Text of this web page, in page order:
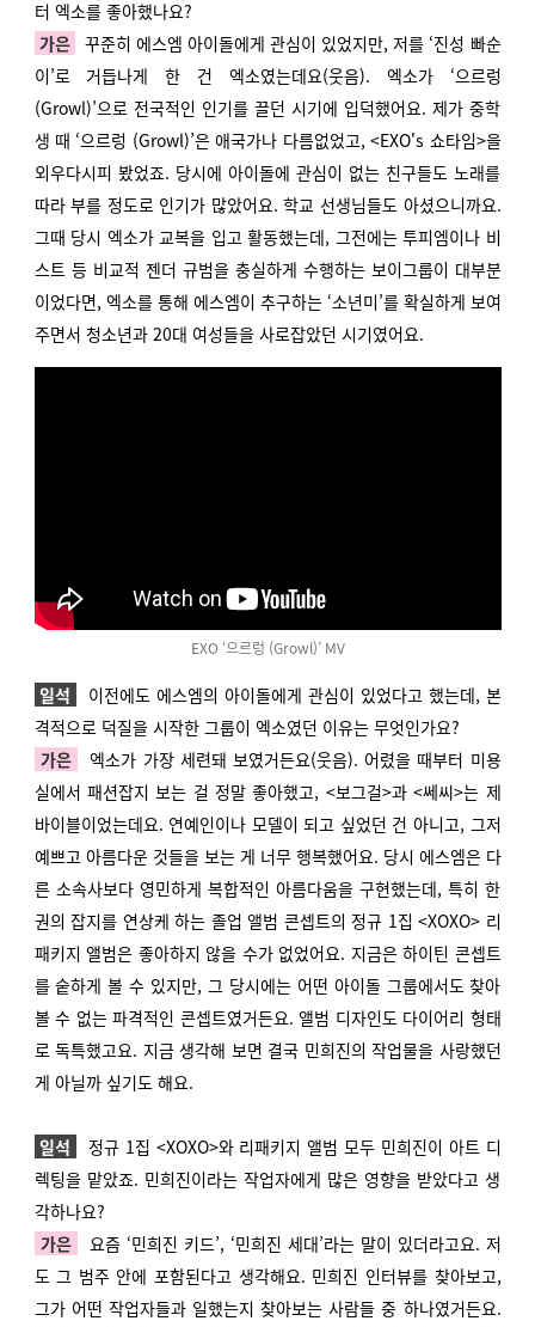
터 엑소를 좋아했나요?
가은 꾸준히 에스엠 아이돌에게 관심이 있었지만, 저를 ‘진성 빠순
이’로 거듭나게 한 건 엑소였는데요(웃음). 엑소가 ‘으르렁
(Growl)’으로 전국적인 인기를 끌던 시기에 입덕했어요. 제가 중학
생 때 ‘으르렁 (Growl)’은 애국가나 다름없었고, <EXO's 쇼타임>을
외우다시피 봤었죠. 당시에 아이돌에 관심이 없는 친구들도 노래를
따라 부를 정도로 인기가 많았어요. 학교 선생님들도 아셨으니까요.
그때 당시 엑소가 교복을 입고 활동했는데, 그전에는 투피엠이나 비
스트 등 비교적 젠더 규범을 충실하게 수행하는 보이그룹이 대부분
이었다면, 엑소를 통해 에스엠이 추구하는 ‘소년미’를 확실하게 보여
주면서 청소년과 20대 여성들을 사로잡았던 시기였어요.
EXO ‘으르렁 (Growl)’ MV
일석
이전에도 에스엠의 아이돌에게 관심이 있었다고 했는데, 본
격적으로 덕질을 시작한 그룹이 엑소였던 이유는 무엇인가요?
가은
엑소가 가장 세련돼 보였거든요(웃음). 어렸을 때부터 미용
실에서 패션잡지 보는 걸 정말 좋아했고, <보그걸>과 <쎄씨>는 제
바이블이었는데요. 연예인이나 모델이 되고 싶었던 건 아니고, 그저
예쁘고 아름다운 것들을 보는 게 너무 행복했어요. 당시 에스엠은 다
른 소속사보다 영민하게 복합적인 아름다움을 구현했는데, 특히 한
권의 잡지를 연상케 하는 졸업 앨범 콘셉트의 정규 1집 <XOXO> 리
패키지 앨범은 좋아하지 않을 수가 없었어요. 지금은 하이틴 콘셉트
를 숱하게 볼 수 있지만, 그 당시에는 어떤 아이돌 그룹에서도 찾아
볼 수 없는 파격적인 콘셉트였거든요. 앨범 디자인도 다이어리 형태
로 독특했고요. 지금 생각해 보면 결국 민희진의 작업물을 사랑했던
게 아닐까 싶기도 해요.
일석
정규 1집 <XOXO>와 리패키지 앨범 모두 민희진이 아트 디
렉팅을 맡았죠. 민희진이라는 작업자에게 많은 영향을 받았다고 생
각하나요?
가은
요즘 ‘민희진 키드’, ‘민희진 세대’라는 말이 있더라고요. 저
도 그 범주 안에 포함된다고 생각해요. 민희진 인터뷰를 찾아보고,
그가 어떤 작업자들과 일했는지 찾아보는 사람들 중 하나였거든요.